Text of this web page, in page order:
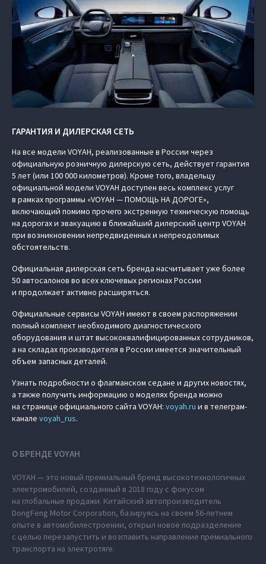
ГАРАНТИЯ И ДИЛЕРСКАЯ СЕТЬ
На все модели VOYAH, реализованные в России через
официальную розничную дилерскую сеть, действует гарантия
5 лет (или 100 000 километров). Кроме того, владельцу
официальной модели VOYAH доступен весь комплекс услуг
в рамках программы «VOYAH — ПОМОЩЬ НА ДОРОГЕ»,
включающий помимо прочего экстренную техническую помощь
на дорогах и эвакуацию в ближайший дилерский центр VOYAH
при возникновении непредвиденных и непреодолимых
обстоятельств.
Официальная дилерская сеть бренда насчитывает уже более
50 автосалонов во всех ключевых регионах России
и продолжает активно расширяться.
Официальные сервисы VOYAH имеют в своем распоряжении
полный комплект необходимого диагностического
оборудования и штат высококвалифицированных сотрудников,
а на складах производителя в России имеется значительный
объем запасных деталей.
Узнать подробности о флагманском седане и других новостях,
а также получить информацию о моделях бренда можно
на странице официального сайта VOYAH: voyah.ru и в телеграм-
канале voyah_rus.
О БРЕНДЕ VOYAH
VOYAH — это новый премиальный бренд высокотехнологичных
электромобилей, созданный в 2018 году с фокусом
на глобальные продажи. Китайский автопроизводитель
DongFeng Motor Corporation, базируясь на своем 56-летнем
опыте в автомобилестроении, открыл новое подразделение
с целью перезапустить и возглавить направление премиального
транспорта на электротяге.